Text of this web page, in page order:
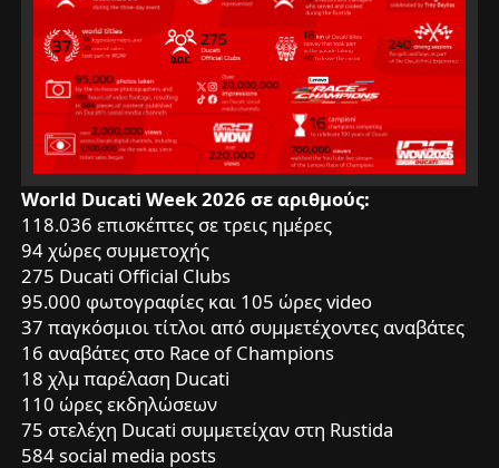
World Ducati Week 2026 σε αριθμούς:
118.036 επισκέπτες σε τρεις ημέρες
94 χώρες συμμετοχής
275 Ducati Official Clubs
95.000 φωτογραφίες και 105 ώρες video
37 παγκόσμιοι τίτλοι από συμμετέχοντες αναβάτες
16 αναβάτες στο Race of Champions
18 χλμ παρέλαση Ducati
110 ώρες εκδηλώσεων
75 στελέχη Ducati συμμετείχαν στη Rustida
584 social media posts